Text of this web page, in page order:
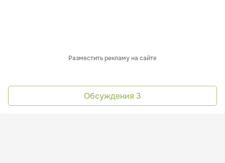
Разместить рекламу на сайте
Обсуждения 3